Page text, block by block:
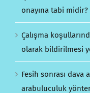
onayına tabi midir?
Çalışma
olarak bildirilmesi
Fesih sonrası dava
arabuluculuk